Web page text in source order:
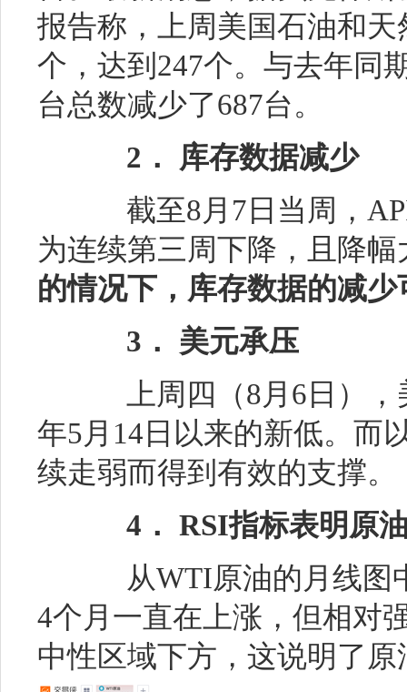
报告称，上周美国石油和
个，达到247个。与去年同
台总数减少了687台。
2． 库存数据减少
截至8月7日当周，API
为连续第三周下降，且降幅
的情况下，库存数据的减
3． 美元承压
上周四（8月6日），
年5月14日以来的新低。而
续走弱而得到有效的支撑。
4． RSI指标表明原
从WTI原油的月线图
4个月一直在上涨，但相对
中性区域下方，这说明了